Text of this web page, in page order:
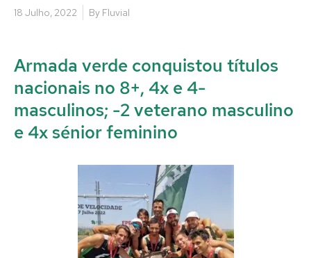
18 Julho, 2022 By Fluvial
Armada verde conquistou títulos
nacionais no 8+, 4x e 4-
masculinos; -2 veterano masculino
e 4x sénior feminino